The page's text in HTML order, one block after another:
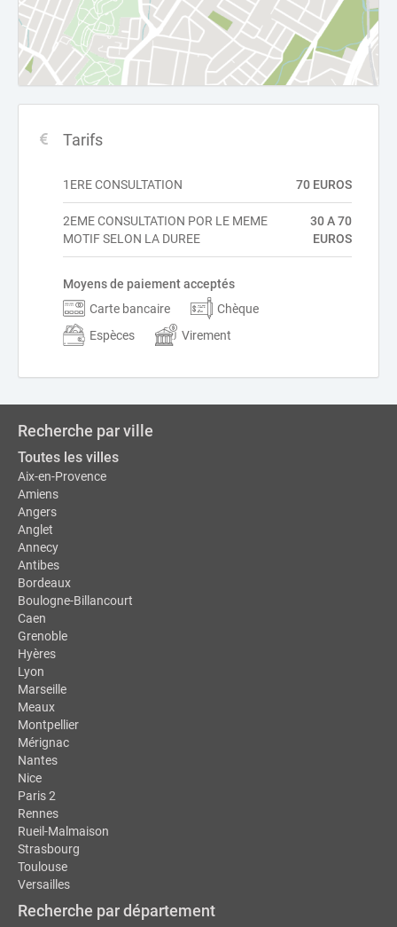
Tarifs
1ERE CONSULTATION 70 EUROS
2EME CONSULTATION POR LE MEME
MOTIF SELON LA DUREE
30 A 70
EUROS
Moyens de paiement acceptés
Carte bancaire
Chèque
Espèces
Virement
Recherche par ville
Toutes les villes
Aix-en-Provence
Amiens
Angers
Anglet
Annecy
Antibes
Bordeaux
Boulogne-Billancourt
Caen
Grenoble
Hyères
Lyon
Marseille
Meaux
Montpellier
Mérignac
Nantes
Nice
Paris 2
Rennes
Rueil-Malmaison
Strasbourg
Toulouse
Versailles
Recherche par département